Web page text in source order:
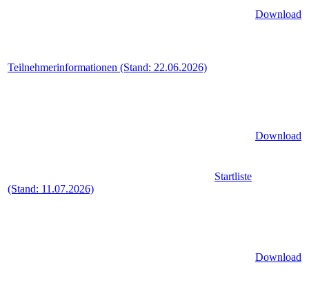
Teilnehmerinformationen (Stand: 22.06.2026)
Download
Startliste
(Stand: 11.07.2026)
Download
Download